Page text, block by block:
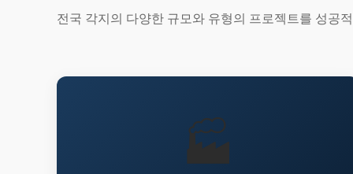
전국 각지의 다양한 규모와 유형의 프로젝트를 성공
🏭